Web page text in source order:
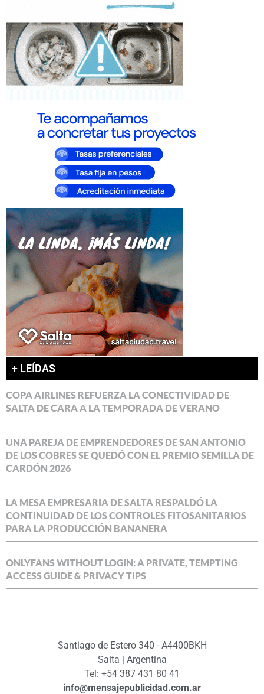
+ LEÍDAS
COPA AIRLINES REFUERZA LA CONECTIVIDAD DE
SALTA DE CARA A LA TEMPORADA DE VERANO
UNA PAREJA DE EMPRENDEDORES DE SAN ANTONIO
DE LOS COBRES SE QUEDÓ CON EL PREMIO SEMILLA DE
CARDÓN 2026
LA MESA EMPRESARIA DE SALTA RESPALDÓ LA
CONTINUIDAD DE LOS CONTROLES FITOSANITARIOS
PARA LA PRODUCCIÓN BANANERA
ONLYFANS WITHOUT LOGIN: A PRIVATE, TEMPTING
ACCESS GUIDE & PRIVACY TIPS
Santiago de Estero 340 - A4400BKH
Salta | Argentina
Tel: +54 387 431 80 41
info@mensajepublicidad.com.ar